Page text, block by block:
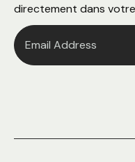
directement dans